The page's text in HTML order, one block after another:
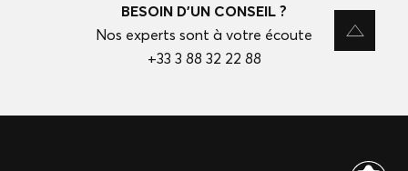
BESOIN D'UN CONSEIL ?
Nos experts sont à votre écoute
+33 3 88 32 22 88